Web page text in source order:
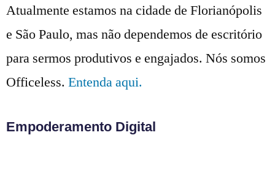
Atualmente estamos na cidade de Florianópolis
e São Paulo, mas não dependemos de escritório
para sermos produtivos e engajados. Nós somos
Officeless. Entenda aqui.
Empoderamento Digital